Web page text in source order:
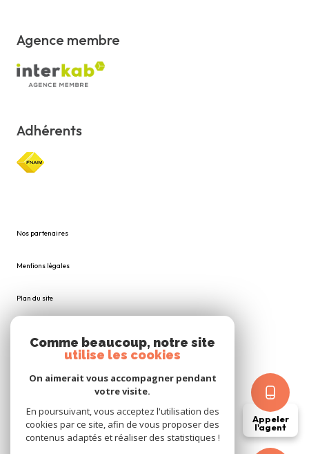
Appeler
l'agent
Agence membre
Adhérents
Nos partenaires
Mentions légales
Plan du site
Cookies
Comme beaucoup, notre site
utilise les cookies
On aimerait vous accompagner pendant
votre visite.
En poursuivant, vous acceptez l'utilisation des
cookies par ce site, afin de vous proposer des
contenus adaptés et réaliser des statistiques !